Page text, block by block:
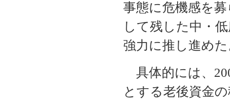
事態に危機感を
して残した中・
強力に推し進め
具体的には、
とする老後資金